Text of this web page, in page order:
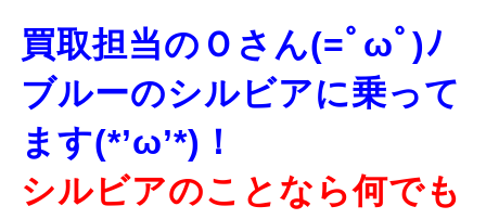
買取担当のＯさん(=ﾟωﾟ)ﾉ
ブルーのシルビアに乗って
ます(*’ω’*)！
シルビアのことなら何でも